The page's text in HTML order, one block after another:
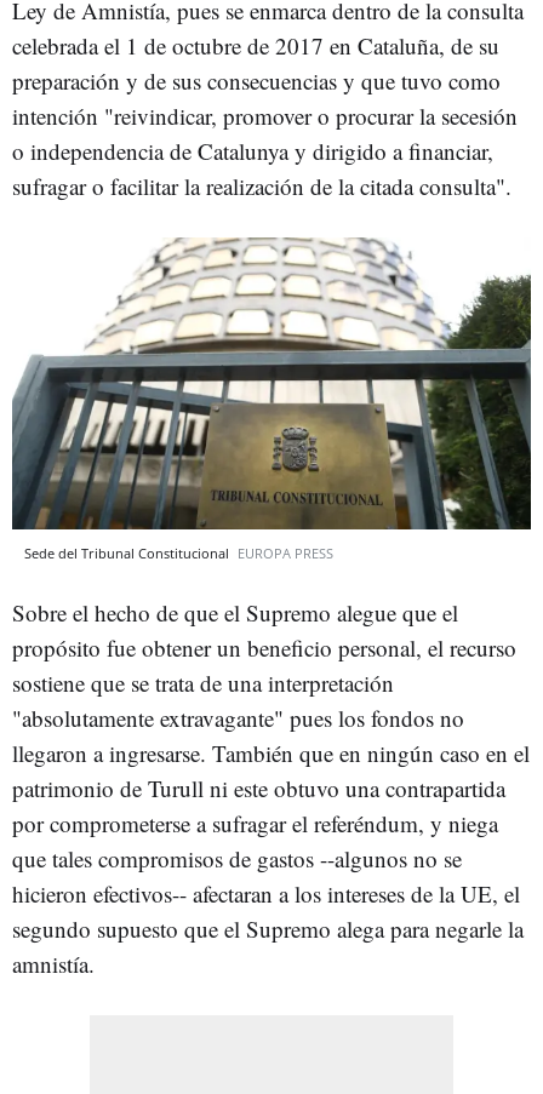
Ley de Amnistía, pues se enmarca dentro de la consulta
celebrada el 1 de octubre de 2017 en Cataluña, de su
preparación y de sus consecuencias y que tuvo como
intención "reivindicar, promover o procurar la secesión
o independencia de Catalunya y dirigido a financiar,
sufragar o facilitar la realización de la citada consulta".
Sede del Tribunal Constitucional EUROPA PRESS
Sobre el hecho de que el Supremo alegue que el
propósito fue obtener un beneficio personal, el recurso
sostiene que se trata de una interpretación
"absolutamente extravagante" pues los fondos no
llegaron a ingresarse. También que en ningún caso en el
patrimonio de Turull ni este obtuvo una contrapartida
por comprometerse a sufragar el referéndum, y niega
que tales compromisos de gastos --algunos no se
hicieron efectivos-- afectaran a los intereses de la UE, el
segundo supuesto que el Supremo alega para negarle la
amnistía.